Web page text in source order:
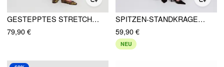
GESTEPPTES STRETCH-DENIM MIT REISSVERSCHLUSS, WASHED, MID-RISE, GEGÜRTETER GERADER JUMPSUIT-LOOK
79,90 €
SPITZEN-STANDKRAGEN GLOCKENÄRMEL MID-RISE WIDE-LEG JUMPSUIT MIT GÜRTEL
59,90 €
NEU